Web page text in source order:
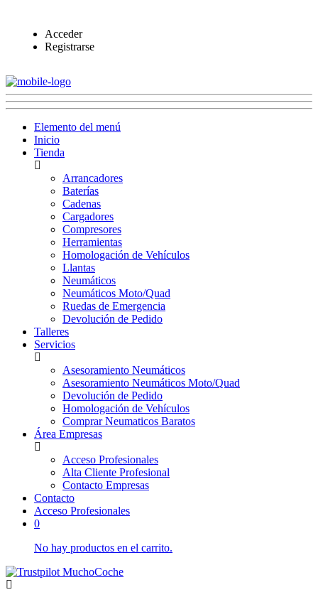
Acceder
Registrarse
Elemento del menú
Inicio
Tienda
Arrancadores
Baterías
Cadenas
Cargadores
Compresores
Herramientas
Homologación de Vehículos
Llantas
Neumáticos
Neumáticos Moto/Quad
Ruedas de Emergencia
Devolución de Pedido
Talleres
Servicios
Asesoramiento Neumáticos
Asesoramiento Neumáticos Moto/Quad
Devolución de Pedido
Homologación de Vehículos
Comprar Neumaticos Baratos
Área Empresas
Acceso Profesionales
Alta Cliente Profesional
Contacto Empresas
Contacto
Acceso Profesionales
0
No hay productos en el carrito.